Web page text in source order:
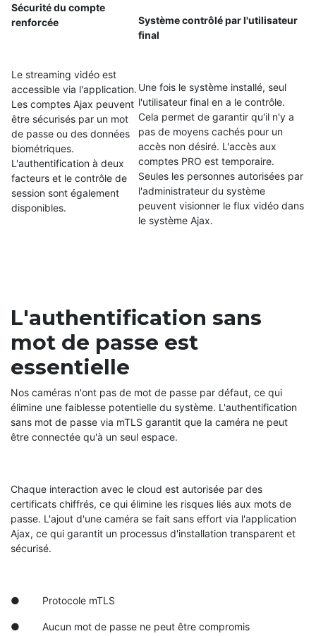
Sécurité du compte
renforcée
Le streaming vidéo est
accessible via l'application.
Les comptes Ajax peuvent
être sécurisés par un mot
de passe ou des données
biométriques.
L'authentification à deux
facteurs et le contrôle de
session sont également
disponibles.
Système contrôlé par l'utilisateur
final
Une fois le système installé, seul
l'utilisateur final en a le contrôle.
Cela permet de garantir qu'il n'y a
pas de moyens cachés pour un
accès non désiré. L'accès aux
comptes PRO est temporaire.
Seules les personnes autorisées par
l'administrateur du système
peuvent visionner le flux vidéo dans
le système Ajax.
L'authentification sans
mot de passe est
essentielle
Nos caméras n'ont pas de mot de passe par défaut, ce qui
élimine une faiblesse potentielle du système. L'authentification
sans mot de passe via mTLS garantit que la caméra ne peut
être connectée qu'à un seul espace.
Chaque interaction avec le cloud est autorisée par des
certificats chiffrés, ce qui élimine les risques liés aux mots de
passe. L'ajout d'une caméra se fait sans effort via l'application
Ajax, ce qui garantit un processus d'installation transparent et
sécurisé.
● Protocole mTLS
● Aucun mot de passe ne peut être compromis